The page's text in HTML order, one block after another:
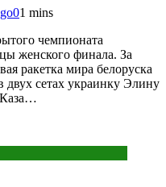
01 mins
чемпионата
женского финала. За
ракетка мира белоруска
сетах украинку Элину
Каза…